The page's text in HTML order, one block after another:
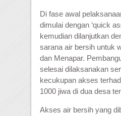
Di fase awal
dimulai dengan ‘quick
kemudian dilanjutkan
sarana air bersih untuk
dan Menapar.
selesai dilaksanakan
kecukupan akses
1000 jiwa di dua desa
Akses air bersih yang